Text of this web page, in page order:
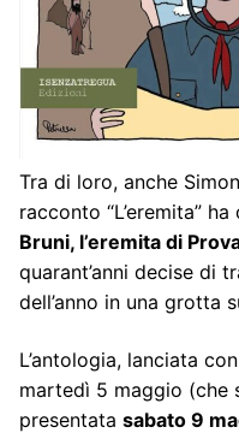
Tra di loro, anche
racconto “L’eremita”
Bruni, l’eremita di
quarant’anni decise di
dell’anno in una grotta
L’antologia, lanciata
martedì 5 maggio (che
presentata sabato 9